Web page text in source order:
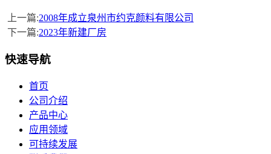
上一篇:2008年成立泉州市约克颜料有限公司
下一篇:2023年新建厂房
快速导航
首页
公司介绍
产品中心
应用领域
可持续发展